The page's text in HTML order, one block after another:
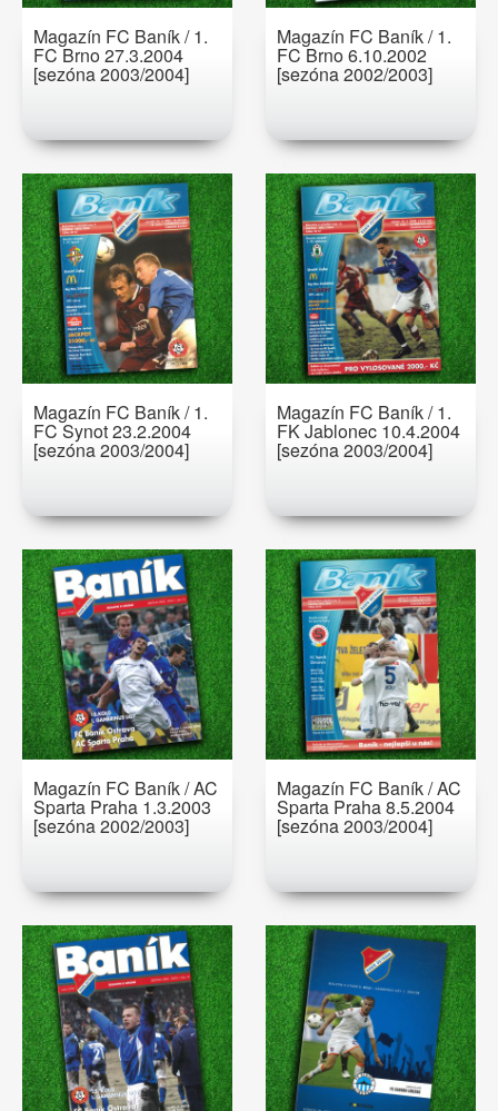
Magazín FC Baník / 1.
FC Brno 27.3.2004
[sezóna 2003/2004]
Magazín FC Baník / 1.
FC Brno 6.10.2002
[sezóna 2002/2003]
Magazín FC Baník / 1.
FC Synot 23.2.2004
[sezóna 2003/2004]
Magazín FC Baník / 1.
FK Jablonec 10.4.2004
[sezóna 2003/2004]
Magazín FC Baník / AC
Sparta Praha 1.3.2003
[sezóna 2002/2003]
Magazín FC Baník / AC
Sparta Praha 8.5.2004
[sezóna 2003/2004]